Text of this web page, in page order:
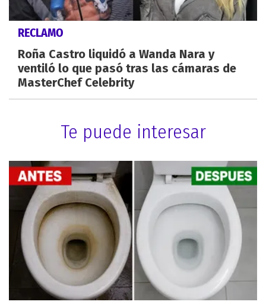
RECLAMO
Roña Castro liquidó a Wanda Nara y
ventiló lo que pasó tras las cámaras de
MasterChef Celebrity
Te puede interesar